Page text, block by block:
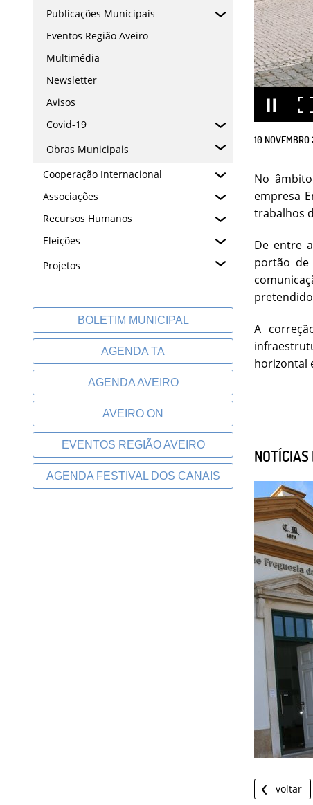
Publicações Municipais
Eventos Região Aveiro
Multimédia
Newsletter
Avisos
Covid-19
Obras Municipais
Cooperação Internacional
Associações
Recursos Humanos
Eleições
Projetos
BOLETIM MUNICIPAL
AGENDA TA
AGENDA AVEIRO
AVEIRO ON
EVENTOS REGIÃO AVEIRO
AGENDA FESTIVAL DOS CANAIS
10 NOVEMBRO
No
empresa
trabalhos
De entre
portão de
A
horizontal
voltar